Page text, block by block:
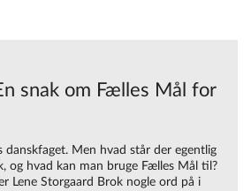
snak om Fælles Mål for
danskfaget. Men hvad står der egentlig
og hvad kan man bruge Fælles Mål til?
Lene Storgaard Brok nogle ord på i